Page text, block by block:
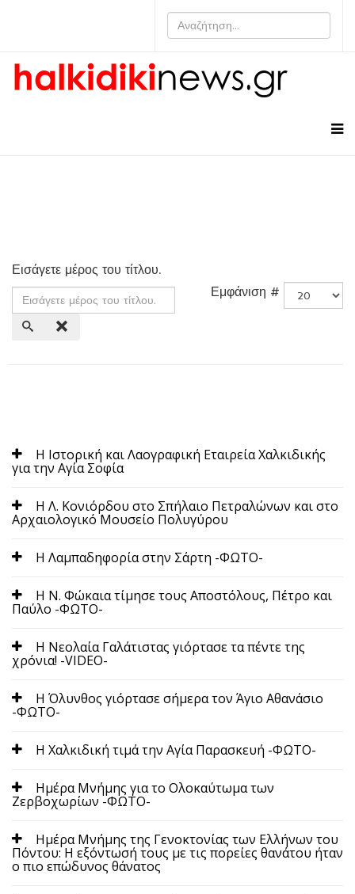
Εισάγετε μέρος του τίτλου.
Εμφάνιση #
Η Ιστορική και Λαογραφική Εταιρεία Χαλκιδικής
για την Αγία Σοφία
Η Λ. Κονιόρδου στο Σπήλαιο Πετραλώνων και στο
Αρχαιολογικό Μουσείο Πολυγύρου
Η Λαμπαδηφορία στην Σάρτη -ΦΩΤΟ-
Η Ν. Φώκαια τίμησε τους Αποστόλους, Πέτρο και
Παύλο -ΦΩΤΟ-
Η Νεολαία Γαλάτιστας γιόρτασε τα πέντε της
χρόνια! -VIDEO-
Η Όλυνθος γιόρτασε σήμερα τον Άγιο Αθανάσιο
-ΦΩΤΟ-
Η Χαλκιδική τιμά την Αγία Παρασκευή -ΦΩΤΟ-
Ημέρα Μνήμης για το Ολοκαύτωμα των
Ζερβοχωρίων -ΦΩΤΟ-
Ημέρα Μνήμης της Γενοκτονίας των Ελλήνων του
Πόντου: Η εξόντωσή τους με τις πορείες θανάτου ήταν
ο πιο επώδυνος θάνατος